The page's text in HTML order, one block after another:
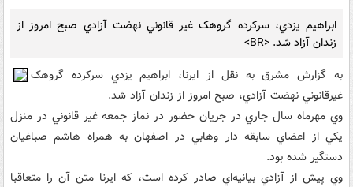
ابراهيم يزدي، سرکرده گروهک غير قانوني نهضت آزادي صبح امروز از
زندان آزاد شد. <BR>
به گزارش مشرق به نقل از ايرنا، ابراهيم يزدي سرکرده گروهک
غيرقانوني نهضت آزادي، صبح امروز از زندان آزاد شد.
وي مهرماه سال جاري در جريان حضور در نماز جمعه غير قانوني در منزل
يکي از اعضاي سابقه دار وهابي در اصفهان به همراه هاشم صباغيان
دستگير شده بود.
وي پيش از آزادي بيانيه‌اي صادر کرده است، که ايرنا متن آن را متعاقبا